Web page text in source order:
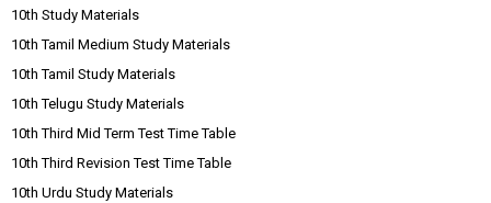
10th Study Materials
10th Tamil Medium Study Materials
10th Tamil Study Materials
10th Telugu Study Materials
10th Third Mid Term Test Time Table
10th Third Revision Test Time Table
10th Urdu Study Materials